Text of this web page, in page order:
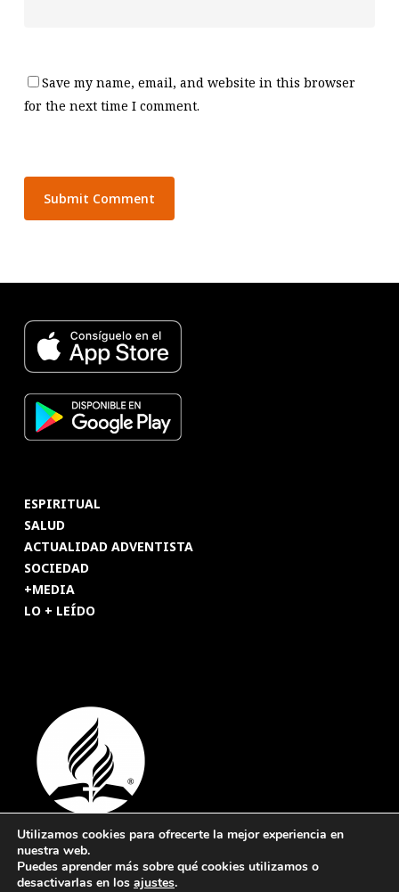
Save my name, email, and website in this browser
for the next time I comment.
ESPIRITUAL
SALUD
ACTUALIDAD ADVENTISTA
SOCIEDAD
+MEDIA
LO + LEÍDO
© 2026 Revista Adventista de España. UICASDE. Derechos
reservados.
Utilizamos cookies para ofrecerte la mejor experiencia en
nuestra web.
Puedes aprender más sobre qué cookies utilizamos o
desactivarlas en los ajustes.